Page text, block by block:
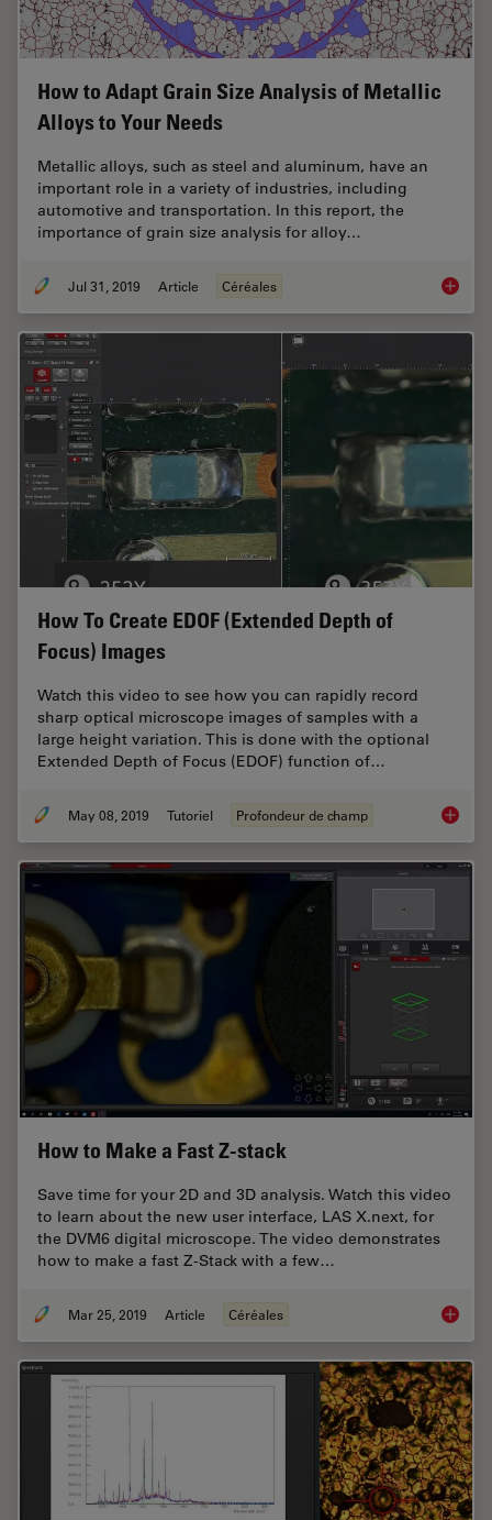
How to Adapt Grain Size Analysis of Metallic
Alloys to Your Needs
Metallic alloys, such as steel and aluminum, have an
important role in a variety of industries, including
automotive and transportation. In this report, the
importance of grain size analysis for alloy…
Jul 31, 2019 Article Céréales How to
How To Create EDOF (Extended Depth of
Focus) Images
Watch this video to see how you can rapidly record
sharp optical microscope images of samples with a
large height variation. This is done with the optional
Extended Depth of Focus (EDOF) function of…
May 08, 2019 Tutoriel Profondeur de champ How
How to Make a Fast Z-stack
Save time for your 2D and 3D analysis. Watch this video
to learn about the new user interface, LAS X.next, for
the DVM6 digital microscope. The video demonstrates
how to make a fast Z-Stack with a few…
Mar 25, 2019 Article Céréales How to